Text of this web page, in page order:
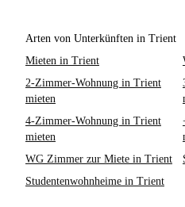
Arten von Unterkünften in Trient
Mieten in Trient
2-Zimmer-Wohnung in Trient
mieten
4-Zimmer-Wohnung in Trient
mieten
WG Zimmer zur Miete in Trient
Studentenwohnheime in Trient